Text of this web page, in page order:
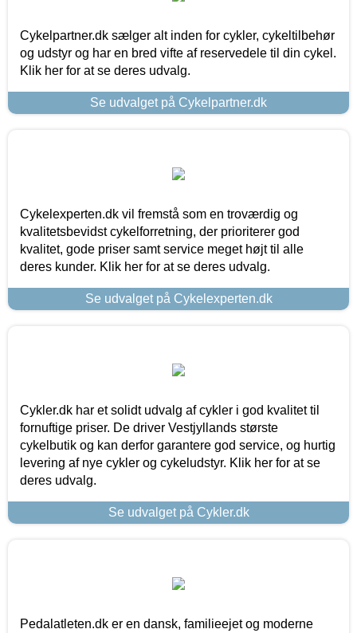
Cykelpartner.dk sælger alt inden for cykler, cykeltilbehør
og udstyr og har en bred vifte af reservedele til din cykel.
Klik her for at se deres udvalg.
Se udvalget på Cykelpartner.dk
Cykelexperten.dk vil fremstå som en troværdig og
kvalitetsbevidst cykelforretning, der prioriterer god
kvalitet, gode priser samt service meget højt til alle
deres kunder. Klik her for at se deres udvalg.
Se udvalget på Cykelexperten.dk
Cykler.dk har et solidt udvalg af cykler i god kvalitet til
fornuftige priser. De driver Vestjyllands største
cykelbutik og kan derfor garantere god service, og hurtig
levering af nye cykler og cykeludstyr. Klik her for at se
deres udvalg.
Se udvalget på Cykler.dk
Pedalatleten.dk er en dansk, familieejet og moderne